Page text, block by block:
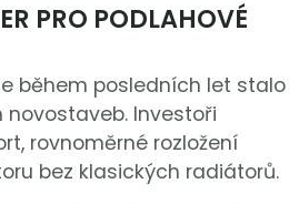
PRO PODLAHOVÉ
během posledních let stalo
Investoři
rovnoměrné rozložení
bez klasických radiátorů.